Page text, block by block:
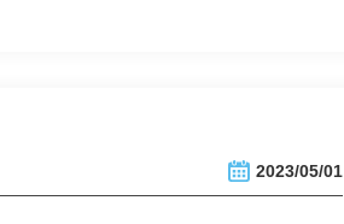
2023/05/01